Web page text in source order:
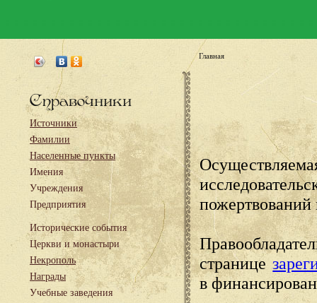
Справочники
Источники
Фамилии
Населенные пункты
Имения
Учреждения
Предприятия
Исторические события
Церкви и монастыри
Некрополь
Награды
Учебные заведения
Главная
пожертвований
странице
в